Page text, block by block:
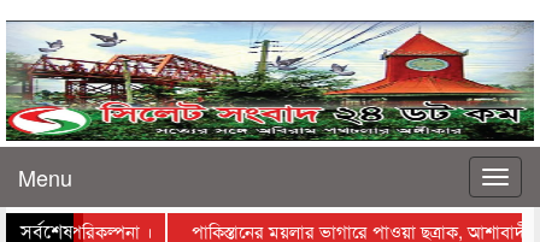
Menu
সর্বশেষ
স্থাপনের পরিকল্পনা ।
পাকিস্তানের ময়লার ভাগারে পাওয়া ছত্রাক, আশাবাদী